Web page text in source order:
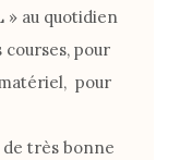
» au quotidien
pour
pour
de très bonne